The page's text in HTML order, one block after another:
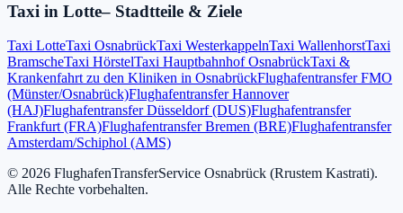
Taxi in Lotte– Stadtteile & Ziele
Taxi LotteTaxi OsnabrückTaxi WesterkappelnTaxi WallenhorstTaxi
BramscheTaxi HörstelTaxi Hauptbahnhof OsnabrückTaxi &
Krankenfahrt zu den Kliniken in OsnabrückFlughafentransfer FMO
(Münster/Osnabrück)Flughafentransfer Hannover
(HAJ)Flughafentransfer Düsseldorf (DUS)Flughafentransfer
Frankfurt (FRA)Flughafentransfer Bremen (BRE)Flughafentransfer
Amsterdam/Schiphol (AMS)
© 2026 FlughafenTransferService Osnabrück (Rrustem Kastrati).
Alle Rechte vorbehalten.